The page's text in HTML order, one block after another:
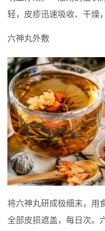
轻，皮疹迅速吸收、干燥
六神丸外敷
将六神丸研成极细末，用
全部皮损遮盖，每日次。